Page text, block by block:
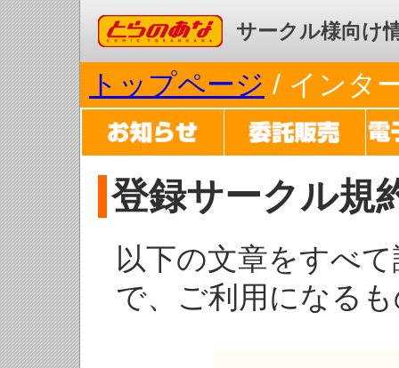
コミックとらのあな サークル様向け
トップページ / インタ
登録サークル規
以下の文章をすべ
で、ご利用になる